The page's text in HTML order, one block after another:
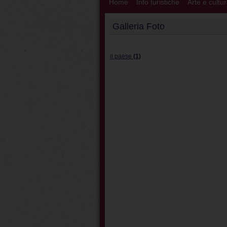
Home Info turistiche Arte e
Galleria Foto
il paese (1)